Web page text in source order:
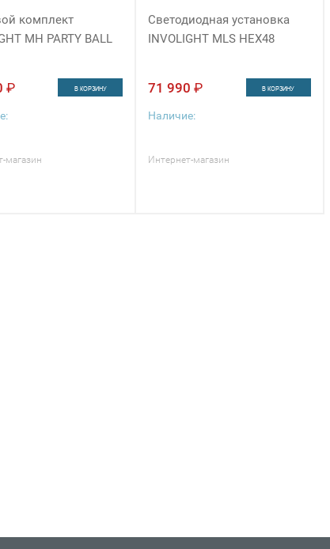
комплект
MH PARTY BALL
₽ В КОРЗИНУ
магазин
Светодиодная установка
INVOLIGHT MLS HEX48
71 990 ₽ В КОРЗИНУ
Наличие:
Интернет-магазин